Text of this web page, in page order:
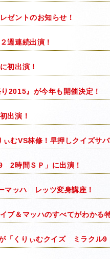
ゼントのお知らせ！
週連続出演！
初出演！
2015』が今年も開催決定！
出演！
むVS林修！早押しクイズサ
2時間ＳＰ」に出演！
マッハ レッツ変身講座！
ブ＆マッハのすべてがわかる
「くりぃむクイズ ミラクル